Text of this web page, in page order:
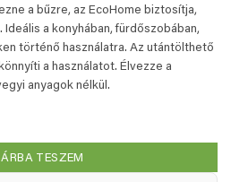
a bűzre, az EcoHome biztosítja,
a konyhában, fürdőszobában,
történő használatra. Az utántölthető
a használatot. Élvezze a
anyagok nélkül.
TESZEM